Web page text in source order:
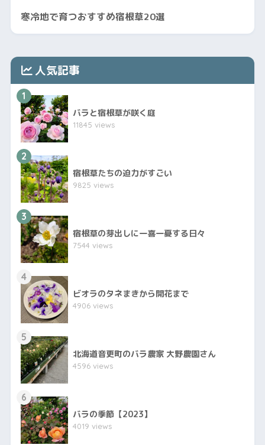
寒冷地で育つおすすめ宿根草20選
人気記事
1
バラと宿根草が咲く庭
11845 views
2
宿根草たちの迫力がすごい
9825 views
3
宿根草の芽出しに一喜一憂する日々
7544 views
4
ビオラのタネまきから開花まで
4906 views
5
北海道音更町のバラ農家 大野農園さん
4596 views
6
バラの季節【2023】
4019 views